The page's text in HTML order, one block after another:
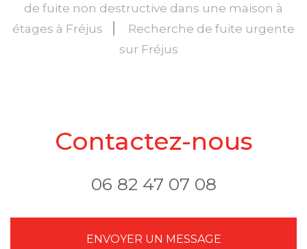
de fuite non destructive dans une maison à
étages à Fréjus
Recherche de fuite urgente
sur Fréjus
Contactez-nous
06 82 47 07 08
ENVOYER UN MESSAGE